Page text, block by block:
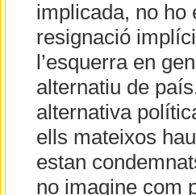
implicada, no ho
resignació
l’esquerra en
alternatiu de
alternativa
ells mateixos
estan
no imagine com